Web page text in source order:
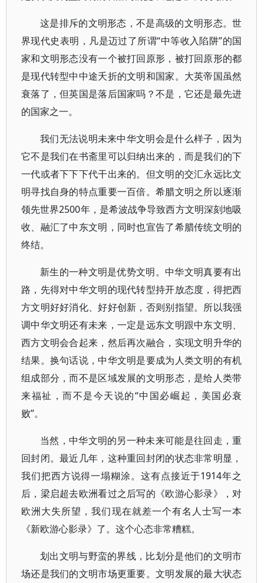
这是排斥的文明形态，不是高级的文明形态。世
界现代史表明，凡是迈过了所谓“中等收入陷阱”的国
家和文明形态没有一个被打回原形，被打回原形的都
是现代转型中中途夭折的文明和国家。大英帝国虽然
衰落了，但英国是落后国家吗？不是，它还是最先进
的国家之一。
我们无法说明未来中华文明会是什么样子，因为
它不是我们在书斋里可以归纳出来的，而是我们的下
一代或者下下下代干出来的。但文明的交汇永远比文
明寻找自身的特点重要一百倍。希腊文明之所以逐渐
领先世界2500年，是希波战争导致西方文明深刻地吸
收、融汇了中东文明，同时也宣告了希腊传统文明的
终结。
新生的一种文明是优势文明。中华文明真要有出
路，先得对中华文明的现代转型持开放态度，得把西
方文明好好消化、好好创新，否则别指望。所以我强
调中华文明还有未来，一定是远东文明跟中东文明、
西方文明会合起来，然后再次融合，实现文明升华的
结果。换句话说，中华文明是要成为人类文明的有机
组成部分，而不是区域发展的文明形态，是给人类带
来福祉，而不是今天说的“中国必崛起，美国必衰
败”。
当然，中华文明的另一种未来可能是往回走，重
回封闭。最近几年，这种重回封闭的状态非常明显，
我们把西方说得一塌糊涂。这有点接近于1914年之
后，梁启超去欧洲看过之后写的《欧游心影录》，对
欧洲大失所望，我们现在就差一个有名人士写一本
《新欧游心影录》了。这个心态非常糟糕。
划出文明与野蛮的界线，比划分是他们的文明市
场还是我们的文明市场更重要。文明发展的最大状态